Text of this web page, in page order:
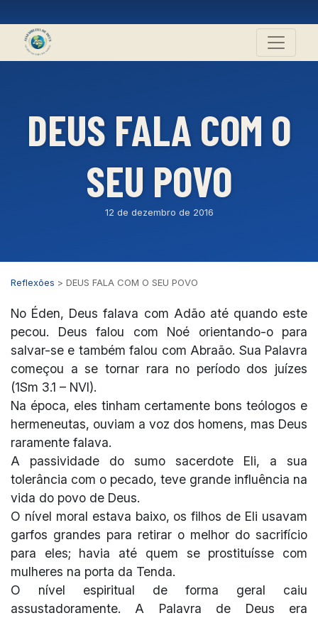
DEUS FALA COM O
SEU POVO
12 de dezembro de 2016
Reflexões > DEUS FALA COM O SEU POVO
No Éden, Deus falava com Adão até quando este
pecou. Deus falou com Noé orientando-o para
salvar-se e também falou com Abraão. Sua Palavra
começou a se tornar rara no período dos juízes
(1Sm 3.1 – NVI).
Na época, eles tinham certamente bons teólogos e
hermeneutas, ouviam a voz dos homens, mas Deus
raramente falava.
A passividade do sumo sacerdote Eli, a sua
tolerância com o pecado, teve grande influência na
vida do povo de Deus.
O nível moral estava baixo, os filhos de Eli usavam
garfos grandes para retirar o melhor do sacrifício
para eles; havia até quem se prostituísse com
mulheres na porta da Tenda.
O nível espiritual de forma geral caiu
assustadoramente. A Palavra de Deus era